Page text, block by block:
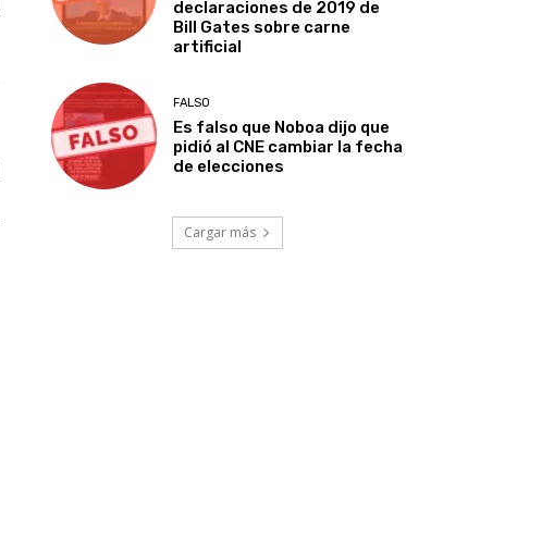
declaraciones de 2019 de
Bill Gates sobre carne
artificial
FALSO
Es falso que Noboa dijo que
pidió al CNE cambiar la fecha
de elecciones
Cargar más